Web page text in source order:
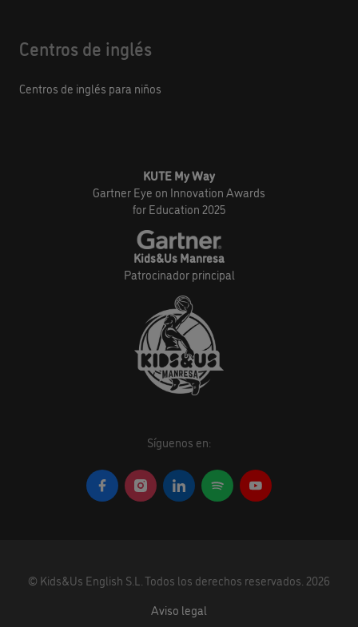
Centros de inglés
Centros de inglés para niños
KUTE My Way
Gartner Eye on Innovation Awards
for Education 2025
Kids&Us Manresa
Patrocinador principal
Síguenos en:
© Kids&Us English S.L. Todos los derechos reservados. 2026
Aviso legal